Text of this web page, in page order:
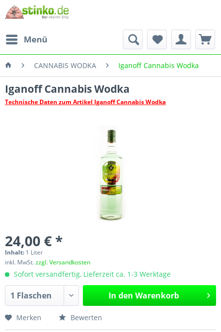
Menü
CANNABIS WODKA Iganoff Cannabis Wodka
Iganoff Cannabis Wodka
Technische Daten zum Artikel Iganoff Cannabis Wodka
24,00 € *
Inhalt: 1 Liter
inkl. MwSt.zzgl. Versandkosten
Sofort versandfertig, Lieferzeit ca. 1-3 Werktage
In den Warenkorb
Merken Bewerten